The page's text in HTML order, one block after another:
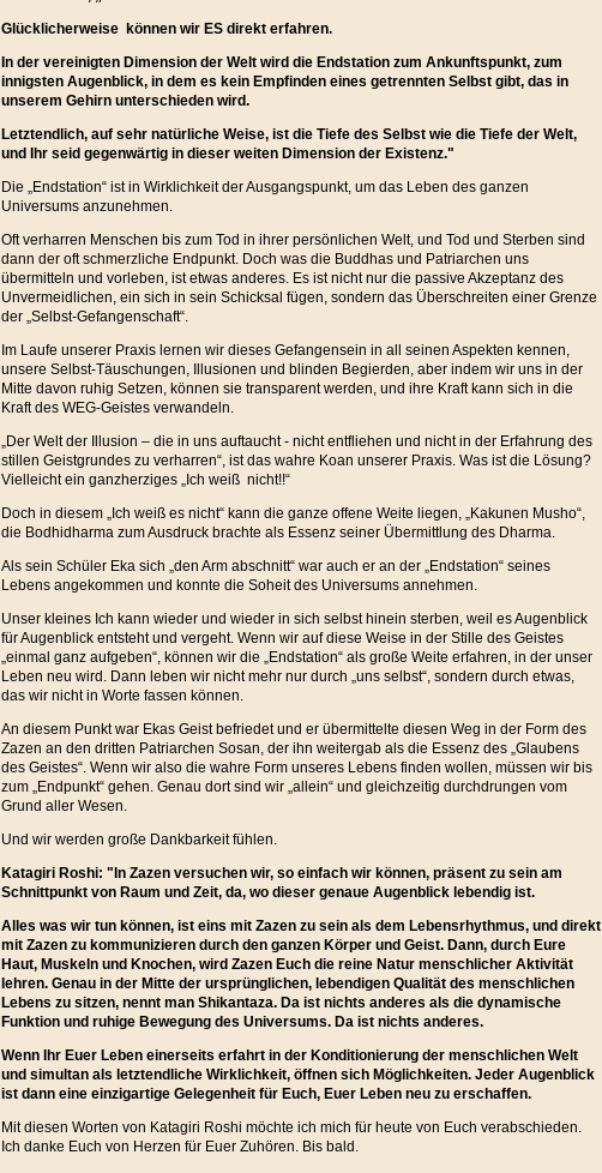
Glücklicherweise können wir ES direkt erfahren.
In der vereinigten Dimension der Welt wird die Endstation zum Ankunftspunkt, zum
innigsten Augenblick, in dem es kein Empfinden eines getrennten Selbst gibt, das in
unserem Gehirn unterschieden wird.
Letztendlich, auf sehr natürliche Weise, ist die Tiefe des Selbst wie die Tiefe der Welt,
und Ihr seid gegenwärtig in dieser weiten Dimension der Existenz."
Die „Endstation“ ist in Wirklichkeit der Ausgangspunkt, um das Leben des ganzen
Universums anzunehmen.
Oft verharren Menschen bis zum Tod in ihrer persönlichen Welt, und Tod und Sterben sind
dann der oft schmerzliche Endpunkt. Doch was die Buddhas und Patriarchen uns
übermitteln und vorleben, ist etwas anderes. Es ist nicht nur die passive Akzeptanz des
Unvermeidlichen, ein sich in sein Schicksal fügen, sondern das Überschreiten einer Grenze
der „Selbst-Gefangenschaft“.
Im Laufe unserer Praxis lernen wir dieses Gefangensein in all seinen Aspekten kennen,
unsere Selbst-Täuschungen, Illusionen und blinden Begierden, aber indem wir uns in der
Mitte davon ruhig Setzen, können sie transparent werden, und ihre Kraft kann sich in die
Kraft des WEG-Geistes verwandeln.
„Der Welt der Illusion – die in uns auftaucht - nicht entfliehen und nicht in der Erfahrung des
stillen Geistgrundes zu verharren“, ist das wahre Koan unserer Praxis. Was ist die Lösung?
Vielleicht ein ganzherziges „Ich weiß nicht!!“
Doch in diesem „Ich weiß es nicht“ kann die ganze offene Weite liegen, „Kakunen Musho“,
die Bodhidharma zum Ausdruck brachte als Essenz seiner Übermittlung des Dharma.
Als sein Schüler Eka sich „den Arm abschnitt“ war auch er an der „Endstation“ seines
Lebens angekommen und konnte die Soheit des Universums annehmen.
Unser kleines Ich kann wieder und wieder in sich selbst hinein sterben, weil es Augenblick
für Augenblick entsteht und vergeht. Wenn wir auf diese Weise in der Stille des Geistes
„einmal ganz aufgeben“, können wir die „Endstation“ als große Weite erfahren, in der unser
Leben neu wird. Dann leben wir nicht mehr nur durch „uns selbst“, sondern durch etwas,
das wir nicht in Worte fassen können.
An diesem Punkt war Ekas Geist befriedet und er übermittelte diesen Weg in der Form des
Zazen an den dritten Patriarchen Sosan, der ihn weitergab als die Essenz des „Glaubens
des Geistes“. Wenn wir also die wahre Form unseres Lebens finden wollen, müssen wir bis
zum „Endpunkt“ gehen. Genau dort sind wir „allein“ und gleichzeitig durchdrungen vom
Grund aller Wesen.
Und wir werden große Dankbarkeit fühlen.
Katagiri Roshi: "In Zazen versuchen wir, so einfach wir können, präsent zu sein am
Schnittpunkt von Raum und Zeit, da, wo dieser genaue Augenblick lebendig ist.
Alles was wir tun können, ist eins mit Zazen zu sein als dem Lebensrhythmus, und direkt
mit Zazen zu kommunizieren durch den ganzen Körper und Geist. Dann, durch Eure
Haut, Muskeln und Knochen, wird Zazen Euch die reine Natur menschlicher Aktivität
lehren. Genau in der Mitte der ursprünglichen, lebendigen Qualität des menschlichen
Lebens zu sitzen, nennt man Shikantaza. Da ist nichts anderes als die dynamische
Funktion und ruhige Bewegung des Universums. Da ist nichts anderes.
Wenn Ihr Euer Leben einerseits erfahrt in der Konditionierung der menschlichen Welt
und simultan als letztendliche Wirklichkeit, öffnen sich Möglichkeiten. Jeder Augenblick
ist dann eine einzigartige Gelegenheit für Euch, Euer Leben neu zu erschaffen.
Mit diesen Worten von Katagiri Roshi möchte ich mich für heute von Euch verabschieden.
Ich danke Euch von Herzen für Euer Zuhören. Bis bald.